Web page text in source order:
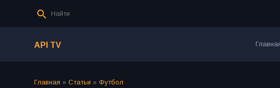
API TV
Главная » Статьи » Футбол